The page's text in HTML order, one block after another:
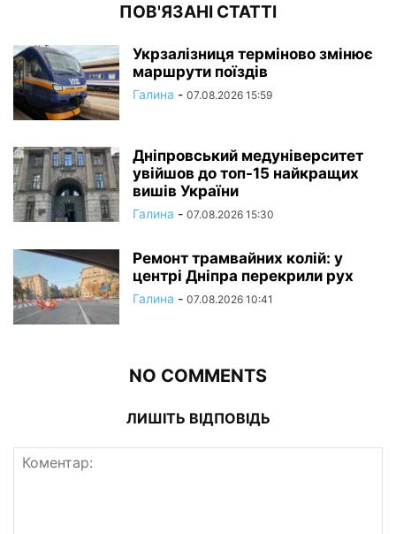
ПОВ'ЯЗАНІ СТАТТІ
Укрзалізниця терміново змінює
маршрути поїздів
Галина - 07.08.2026 15:59
Дніпровський медуніверситет
увійшов до топ-15 найкращих
вишів України
Галина - 07.08.2026 15:30
Ремонт трамвайних колій: у
центрі Дніпра перекрили рух
Галина - 07.08.2026 10:41
NO COMMENTS
ЛИШІТЬ ВІДПОВІДЬ